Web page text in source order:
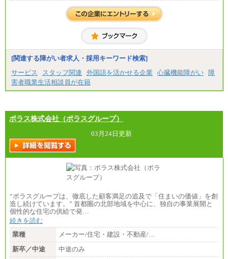
[関連する障がい者求人・採用キーワード検索]
サービス
スタッフ関連 外国語を活かせる企業 心臓機能障がい 障
害者職業生活相談員が在籍
ポラス株式会社（ポラスグループ）
03月24日更新
“ポラスグループは、徹底した顧客満足の追及で「住まいの価値」を創
造し続けています。” 首都圏の北部地域を中心に、独自の事業展開と
個性的な住宅の供給で発…
続きを読む
業種
メーカー/住宅・建設・不動産/…
新卒／中途
中途のみ